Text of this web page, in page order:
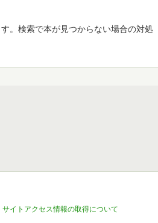
。検索で本が見つからない場合の対処
サイトアクセス情報の取得について